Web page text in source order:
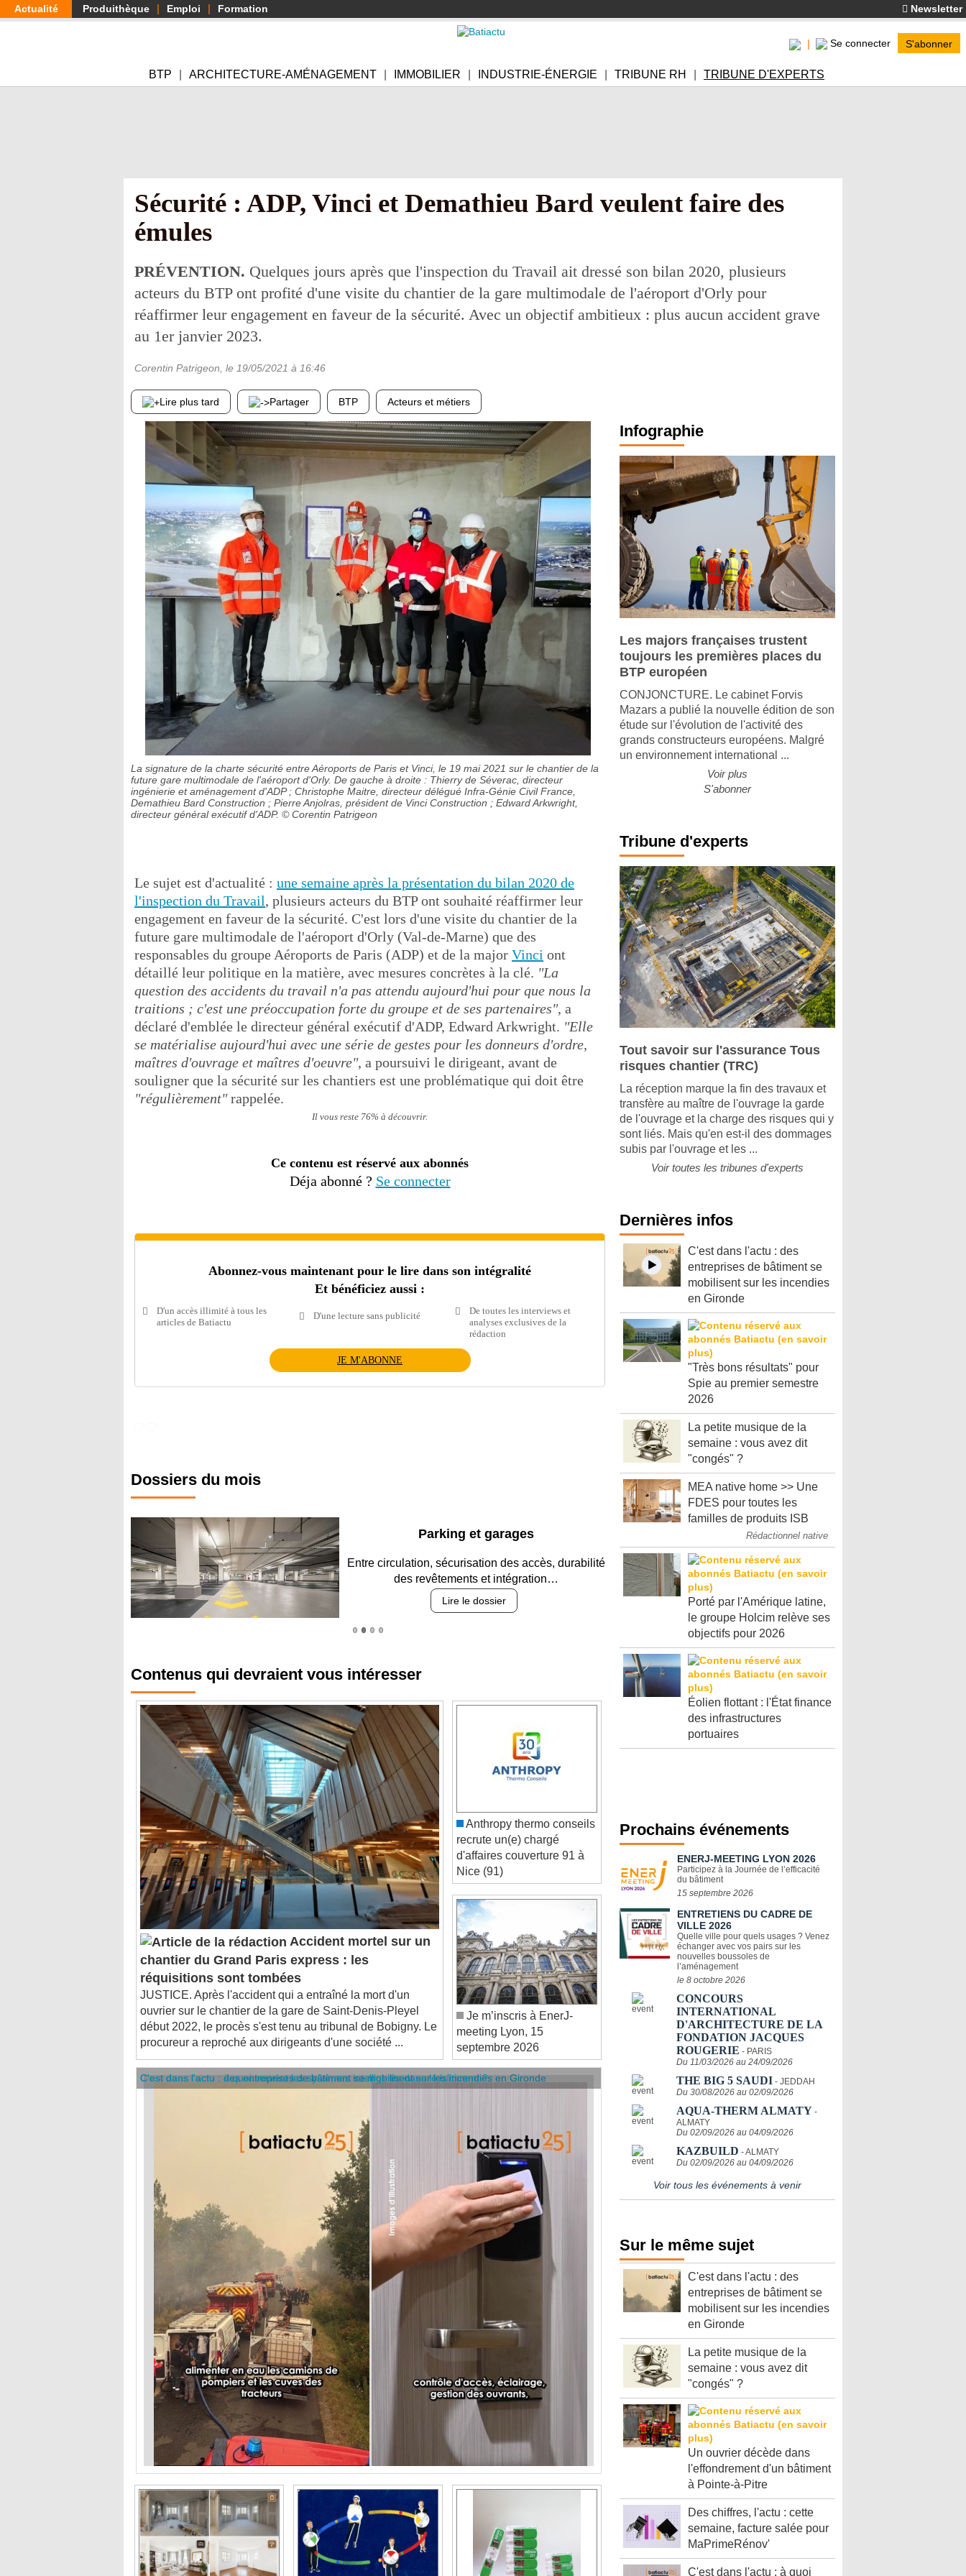
Aller
au
Actualité Produithèque Emploi Formation Newsletter
Se connecter S'abonner
BTP ARCHITECTURE-AMÉNAGEMENT IMMOBILIER INDUSTRIE-ÉNERGIE TRIBUNE RH TRIBUNE D'EXPERTS
Sécurité : ADP, Vinci et Demathieu Bard veulent faire des
émules
PRÉVENTION. Quelques jours après que l'inspection du Travail ait dressé son bilan 2020, plusieurs
acteurs du BTP ont profité d'une visite du chantier de la gare multimodale de l'aéroport d'Orly pour
réaffirmer leur engagement en faveur de la sécurité. Avec un objectif ambitieux : plus aucun accident grave
au 1er janvier 2023.
Corentin Patrigeon , le 19/05/2021 à 16:46
Lire plus tard Partager BTP Acteurs et métiers
La signature de la charte sécurité entre Aéroports de Paris et Vinci, le 19 mai 2021 sur le chantier de la
future gare multimodale de l'aéroport d'Orly. De gauche à droite : Thierry de Séverac, directeur
ingénierie et aménagement d'ADP ; Christophe Maitre, directeur délégué Infra-Génie Civil France,
Demathieu Bard Construction ; Pierre Anjolras, président de Vinci Construction ; Edward Arkwright,
directeur général exécutif d'ADP. © Corentin Patrigeon
Le sujet est d'actualité : une semaine après la présentation du bilan 2020 de
l'inspection du Travail, plusieurs acteurs du BTP ont souhaité réaffirmer leur
engagement en faveur de la sécurité. C'est lors d'une visite du chantier de la
future gare multimodale de l'aéroport d'Orly (Val-de-Marne) que des
responsables du groupe Aéroports de Paris (ADP) et de la major Vinci ont
détaillé leur politique en la matière, avec mesures concrètes à la clé. "La
question des accidents du travail n'a pas attendu aujourd'hui pour que nous la
traitions ; c'est une préoccupation forte du groupe et de ses partenaires", a
déclaré d'emblée le directeur général exécutif d'ADP, Edward Arkwright. "Elle
se matérialise aujourd'hui avec une série de gestes pour les donneurs d'ordre,
maîtres d'ouvrage et maîtres d'oeuvre", a poursuivi le dirigeant, avant de
souligner que la sécurité sur les chantiers est une problématique qui doit être
"régulièrement"rappelée.
Il vous reste 76% à découvrir.
Ce contenu est réservé aux abonnés
Déja abonné ? Se connecter
Abonnez-vous maintenant pour le lire dans son intégralité
Et bénéficiez aussi :
D'un accès illimité à tous les
articles de Batiactu
D'une lecture sans publicité
De toutes les interviews et
analyses exclusives de la
rédaction
JE M'ABONNE
Dossiers du mois
Parking et garages
Entre circulation, sécurisation des accès, durabilité
des revêtements et intégration…
Lire le dossier
Contenus qui devraient vous intéresser
Accident mortel sur un
chantier du Grand Paris express : les
réquisitions sont tombées
JUSTICE. Après l'accident qui a entraîné la mort d'un
ouvrier sur le chantier de la gare de Saint-Denis-Pleyel
début 2022, le procès s'est tenu au tribunal de Bobigny. Le
procureur a reproché aux dirigeants d'une société ...
Anthropy thermo conseils
recrute un(e) chargé
d'affaires couverture 91 à
Nice (91)
Je m’inscris à EnerJ-
meeting Lyon, 15
septembre 2026
C'est dans l'actu : des entreprises de bâtiment se mobilisent sur les incendies en Gironde
C'est dans l'actu : à quoi servent les systèmes intelligents dans le bâtiment ?
Infographie
Les majors françaises trustent
toujours les premières places du
BTP européen
CONJONCTURE. Le cabinet Forvis
Mazars a publié la nouvelle édition de son
étude sur l'évolution de l'activité des
grands constructeurs européens. Malgré
un environnement international ...
Voir plus
S'abonner
Tribune d'experts
Tout savoir sur l'assurance Tous
risques chantier (TRC)
La réception marque la fin des travaux et
transfère au maître de l'ouvrage la garde
de l'ouvrage et la charge des risques qui y
sont liés. Mais qu'en est-il des dommages
subis par l'ouvrage et les ...
Voir toutes les tribunes d'experts
Dernières infos
C'est dans l'actu : des
entreprises de bâtiment se
mobilisent sur les incendies
en Gironde
"Très bons résultats" pour
Spie au premier semestre
2026
La petite musique de la
semaine : vous avez dit
"congés" ?
MEA native home >> Une
FDES pour toutes les
familles de produits ISB
Rédactionnel native
Porté par l'Amérique latine,
le groupe Holcim relève ses
objectifs pour 2026
Éolien flottant : l'État finance
des infrastructures
portuaires
Prochains événements
ENERJ-MEETING LYON 2026
Participez à la Journée de l’efficacité
du bâtiment
15 septembre 2026
ENTRETIENS DU CADRE DE
VILLE 2026
Quelle ville pour quels usages ? Venez
échanger avec vos pairs sur les
nouvelles boussoles de
l’aménagement
le 8 octobre 2026
CONCOURS
INTERNATIONAL
D'ARCHITECTURE DE LA
FONDATION JACQUES
ROUGERIE - PARIS
Du 11/03/2026 au 24/09/2026
THE BIG 5 SAUDI - JEDDAH
Du 30/08/2026 au 02/09/2026
AQUA-THERM ALMATY -
ALMATY
Du 02/09/2026 au 04/09/2026
KAZBUILD - ALMATY
Du 02/09/2026 au 04/09/2026
Voir tous les événements à venir
Sur le même sujet
C'est dans l'actu : des
entreprises de bâtiment se
mobilisent sur les incendies
en Gironde
La petite musique de la
semaine : vous avez dit
"congés" ?
Un ouvrier décède dans
l'effondrement d'un bâtiment
à Pointe-à-Pitre
Des chiffres, l'actu : cette
semaine, facture salée pour
MaPrimeRénov'
C'est dans l'actu : à quoi